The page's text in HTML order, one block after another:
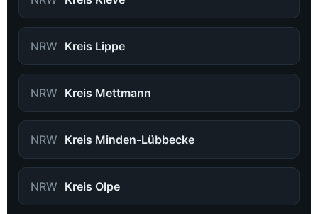
NRW Kreis Lippe
NRW Kreis Mettmann
NRW Kreis Minden-Lübbecke
NRW Kreis Olpe